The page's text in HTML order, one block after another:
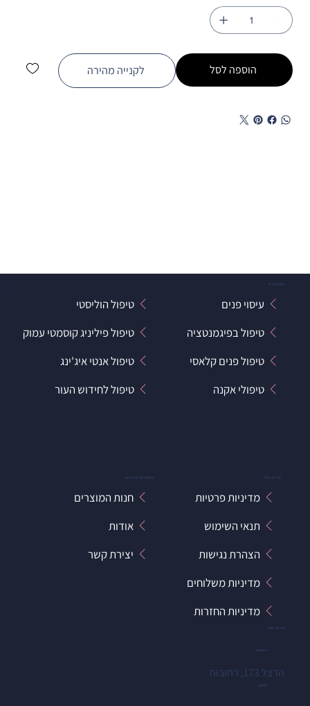
הוספה לסל לקנייה מהירה
קישורים מהירים
חנות המוצרים
אודות
יצירת קשר
מידע כללי
מדיניות פרטיות
תנאי השימוש
הצהרת נגישות
מדיניות משלוחים
מדיניות החזרות
הטיפולים
עיסוי פנים
טיפול הוליסטי
טיפול בפיגמנטציה
טיפול פיליניג קוסמטי עמוק
טיפול פנים קלאסי
טיפול אנטי איג'ינג
טיפולי אקנה
טיפול לחידוש העור
יצירת קשר
כתובת
הרצל 173, רחובות
טלפון